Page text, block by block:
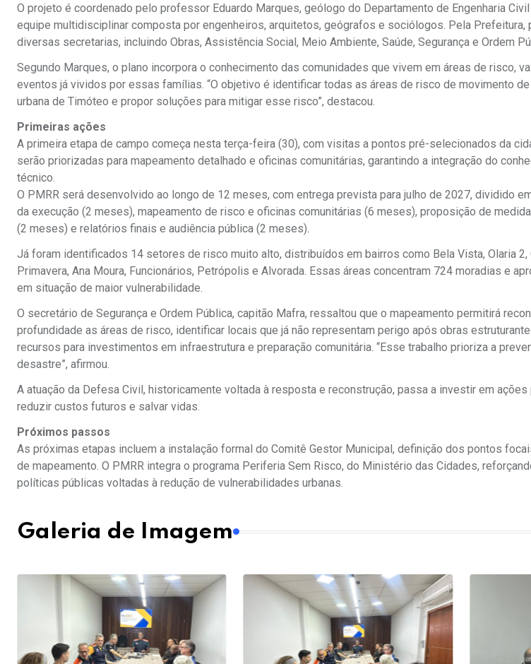
O projeto é coordenado pelo professor Eduardo Marques, geólogo do Departamento de Engenharia Civil
equipe multidisciplinar composta por engenheiros, arquitetos, geógrafos e sociólogos. Pela Prefeitura,
diversas secretarias, incluindo Obras, Assistência Social, Meio Ambiente, Saúde, Segurança e Ordem
Segundo Marques, o plano incorpora o conhecimento das comunidades que vivem em áreas de risco,
eventos já vividos por essas famílias. “O objetivo é identificar todas as áreas de risco de movimento de
urbana de Timóteo e propor soluções para mitigar esse risco”, destacou.
Primeiras ações
A primeira etapa de campo começa nesta terça-feira (30), com visitas a pontos pré-selecionados da
serão priorizadas para mapeamento detalhado e oficinas comunitárias, garantindo a integração do
técnico.
O PMRR será desenvolvido ao longo de 12 meses, com entrega prevista para julho de 2027, dividido
da execução (2 meses), mapeamento de risco e oficinas comunitárias (6 meses), proposição de
(2 meses) e relatórios finais e audiência pública (2 meses).
Já foram identificados 14 setores de risco muito alto, distribuídos em bairros como Bela Vista, Olaria 2,
Primavera, Ana Moura, Funcionários, Petrópolis e Alvorada. Essas áreas concentram 724 moradias e
em situação de maior vulnerabilidade.
O secretário de Segurança e Ordem Pública, capitão Mafra, ressaltou que o mapeamento permitirá
profundidade as áreas de risco, identificar locais que já não representam perigo após obras
recursos para investimentos em infraestrutura e preparação comunitária. “Esse trabalho prioriza a
desastre”, afirmou.
A atuação da Defesa Civil, historicamente voltada à resposta e reconstrução, passa a investir em
reduzir custos futuros e salvar vidas.
Próximos passos
As próximas etapas incluem a instalação formal do Comitê Gestor Municipal, definição dos pontos
de mapeamento. O PMRR integra o programa Periferia Sem Risco, do Ministério das Cidades,
políticas públicas voltadas à redução de vulnerabilidades urbanas.
Galeria de Imagem